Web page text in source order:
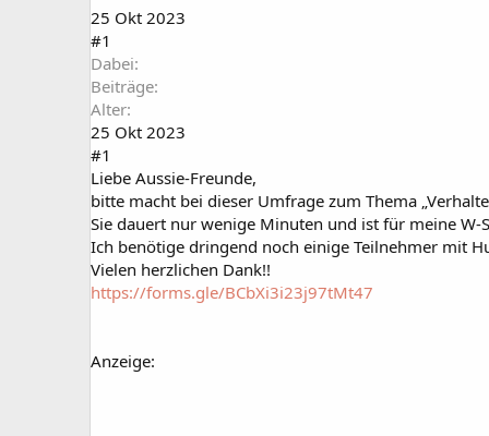
t
r
25 Okt 2023
#1
Dabei
Beiträge
Alter
25 Okt 2023
#1
Liebe Aussie-Freunde,
bitte macht bei dieser Umfrage zum Thema
Sie dauert nur wenige Minuten und ist für meine W-
Ich benötige dringend noch einige Teilnehmer mit
Vielen herzlichen Dank!!
https://forms.gle/BCbXi3i23j97tMt47
Anzeige: